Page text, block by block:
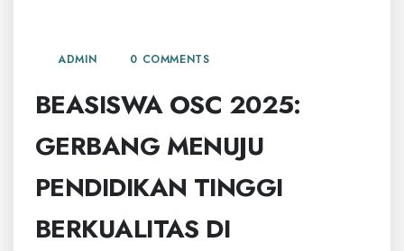
ADMIN 0 COMMENTS
BEASISWA OSC 2025:
GERBANG MENUJU
PENDIDIKAN TINGGI
BERKUALITAS DI